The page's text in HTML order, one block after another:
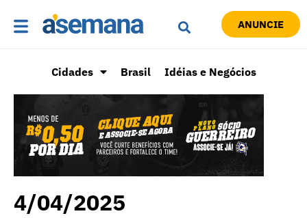
ANUNCIE
Cidades Brasil Idéias e Negócios
4/04/2025